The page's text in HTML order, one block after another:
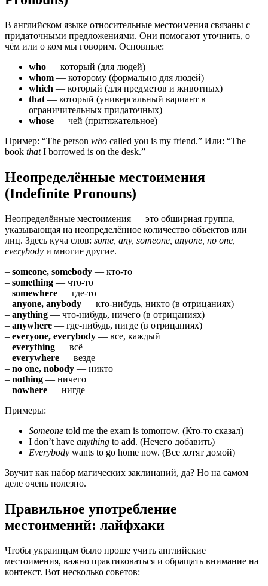
В английском языке относительные местоимения связаны с
придаточными предложениями. Они помогают уточнить, о
чём или о ком мы говорим. Основные:
who — который (для людей)
whom — которому (формально для людей)
which — который (для предметов и животных)
that — который (универсальный вариант в
ограничительных придаточных)
whose — чей (притяжательное)
Пример: “The person who called you is my friend.” Или: “The
book thatI borrowed is on the desk.”
Неопределённые местоимения
(Indefinite Pronouns)
Неопределённые местоимения — это обширная группа,
указывающая на неопределённое количество объектов или
лиц. Здесь куча слов: some, any, someone, anyone, no one,
everybody и многие другие.
– someone, somebody — кто-то
– something — что-то
– somewhere — где-то
– anyone, anybody — кто-нибудь, никто (в отрицаниях)
– anything — что-нибудь, ничего (в отрицаниях)
– anywhere — где-нибудь, нигде (в отрицаниях)
– everyone, everybody — все, каждый
– everything — всё
– everywhere — везде
– no one, nobody — никто
– nothing — ничего
– nowhere — нигде
Примеры:
Someone told me the exam is tomorrow. (Кто-то сказал)
I don’t have anything to add. (Нечего добавить)
Everybody wants to go home now. (Все хотят домой)
Звучит как набор магических заклинаний, да? Но на самом
деле очень полезно.
Правильное употребление
местоимений: лайфхаки
Чтобы украинцам было проще учить английские
местоимения, важно практиковаться и обращать внимание на
контекст. Вот несколько советов: